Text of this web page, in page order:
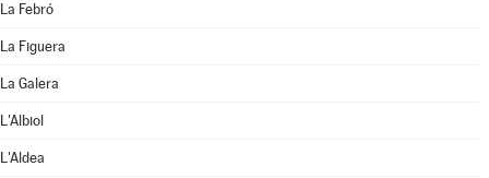
La Febró
La Figuera
La Galera
L'Albiol
L'Aldea